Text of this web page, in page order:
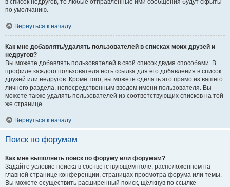
в список недругов, то любые отправленные ими сообщения будут скрыты
по умолчанию.
Вернуться к началу
Как мне добавлять/удалять пользователей в списках моих друзей и
недругов?
Вы можете добавлять пользователей в свой список двумя способами. В
профиле каждого пользователя есть ссылка для его добавления в список
друзей или недругов. Кроме того, вы можете сделать это прямо из вашего
личного раздела, непосредственным вводом имени пользователя. Вы
можете также удалять пользователей из соответствующих списков на той
же странице.
Вернуться к началу
Поиск по форумам
Как мне выполнить поиск по форуму или форумам?
Задайте условие поиска в соответствующем поле, расположенном на
главной странице конференции, страницах просмотра форума или темы.
Вы можете осуществить расширенный поиск, щёлкнув по ссылке